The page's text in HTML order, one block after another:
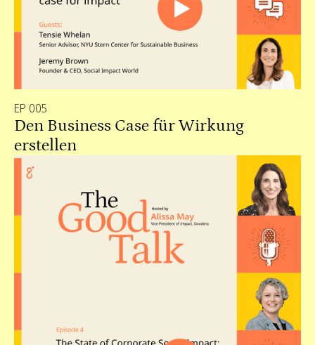
EP 005
Den Business Case für Wirkung
erstellen